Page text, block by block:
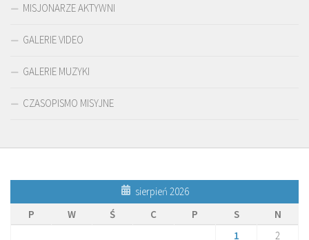
MISJONARZE AKTYWNI
GALERIE VIDEO
GALERIE MUZYKI
CZASOPISMO MISYJNE
sierpień 2026
P
W Ś C P S
N
1
2